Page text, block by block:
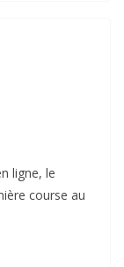
ligne, le
course au